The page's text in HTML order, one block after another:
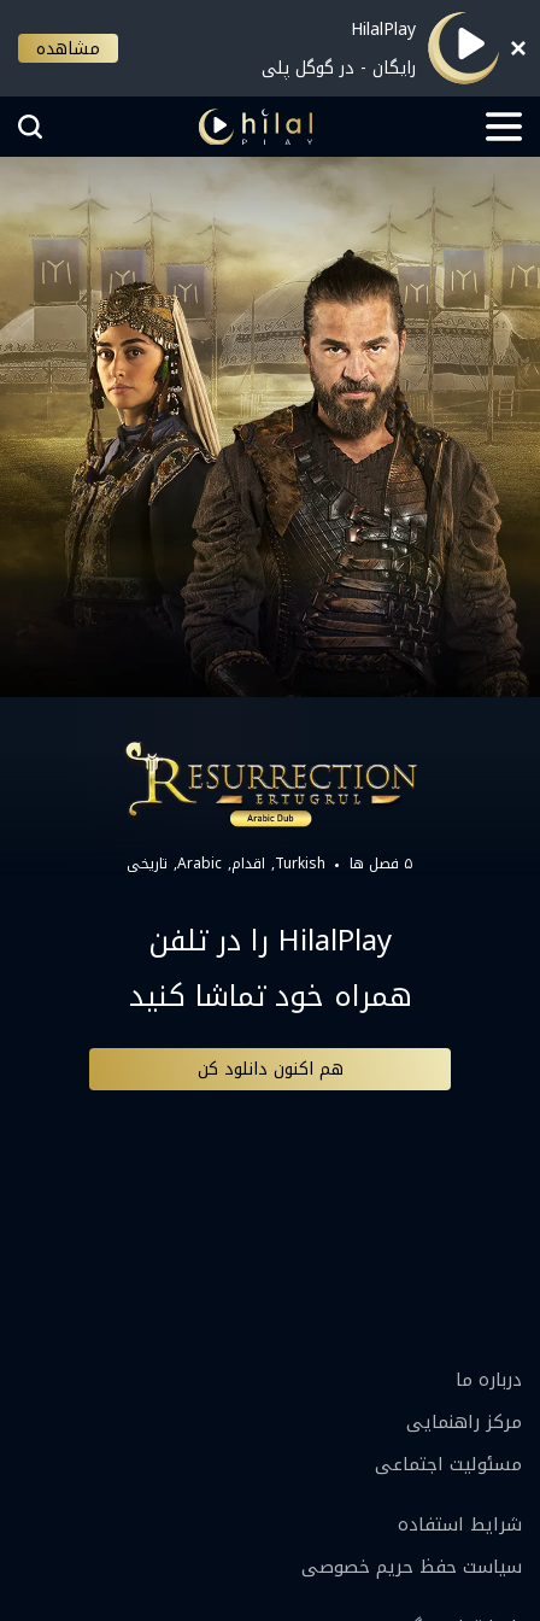
HilalPlay
رایگان - در گوگل پلی
مشاهده
۵ فصل ها Turkish اقدام Arabic تاریخی
HilalPlay را در تلفن
همراه خود تماشا کنید
هم اکنون دانلود کن
درباره ما
مرکز راهنمایی
مسئولیت اجتماعی
شرایط استفاده
سیاست حفظ حریم خصوصی